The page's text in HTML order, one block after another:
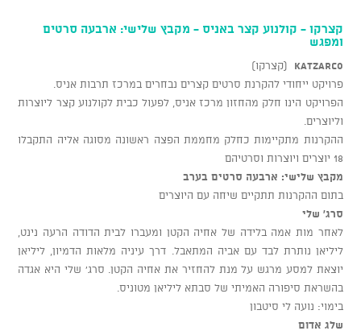
קצרקו - קולנוע קצר באניס - מקבץ שלישי: ארבעה סרטים
ומפגש
KATZARCO (קצרקו)
פרויקט ייחודי להקרנת סרטים קצרים נבחרים במרכז תרבות אניס.
הפרויקט הינו חלק מהחזון מרכז אניס, לפעול כבית לקולנוע קצר ליוצרות
וליוצרים.
ההקרנות מתקיימות כחלק מחממת הפצה ראשונה מסוגה אליה התקבלו
18 יוצרים ויוצרות וסרטיהם
מקבץ שלישי: ארבעה סרטים בערב
בתום ההקרנות תתקיים שיחה עם היוצרים
סרג' שלי
לאחר מות אמה בלידה של אחיה הקטן ומעברו לבית הדודה הרעה נינט,
ליליאן נותרת לבד עם אביה המתאבל. דרך עיניה מלאות הדמיון, ליליאן
יוצאת למסע מרגש על מנת להחזיר את אחיה הקטן. סרג' שלי היא אגדה
בהשראת סיפורה האמיתי של סבתא ליליאן מטוניס.
בימוי: נועה לי סיטבון
שלג אדום